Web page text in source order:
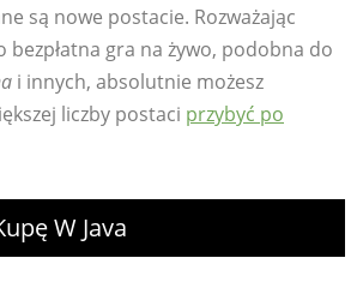
są nowe postacie. Rozważając
bezpłatna gra na żywo, podobna do
i innych, absolutnie możesz
liczby postaci przybyć po
W Java